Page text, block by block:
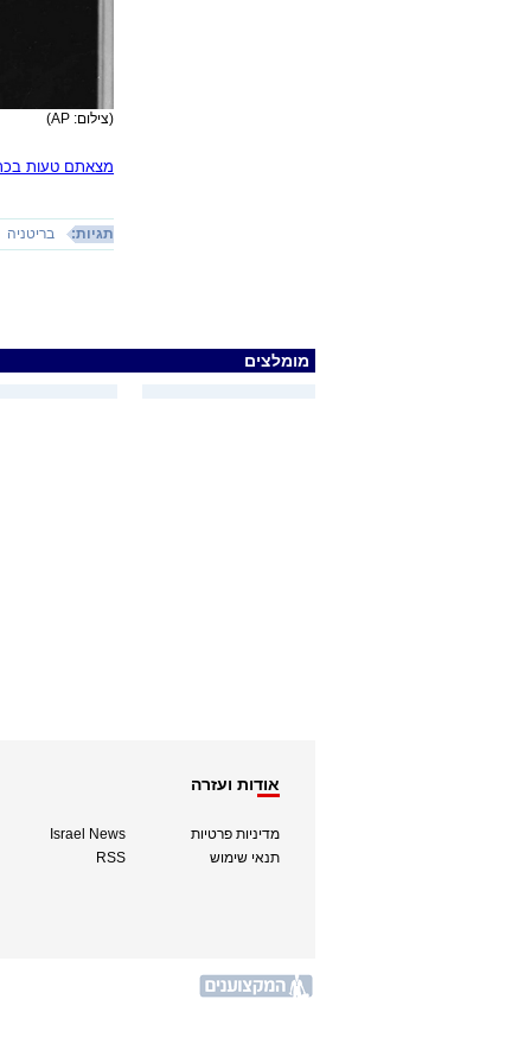
(צילום: AP)
מצאתם טעות
תגיות: בריטניה
מומלצים
אודות ועזרה
מדיניות פרטיות
תנאי שימוש
Israel News
RSS